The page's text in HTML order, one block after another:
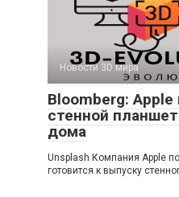
Новости 3D мира
Bloomberg:
стенной
дома
Unsplash Компания Apple
готовится к выпуску